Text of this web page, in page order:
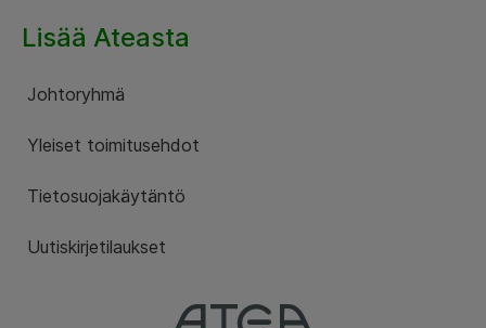
Lisää Ateasta
Johtoryhmä
Yleiset toimitusehdot
Tietosuojakäytäntö
Uutiskirjetilaukset